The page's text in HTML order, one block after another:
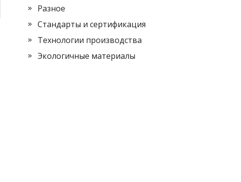
Разное
Стандарты и сертификация
Технологии производства
Экологичные материалы